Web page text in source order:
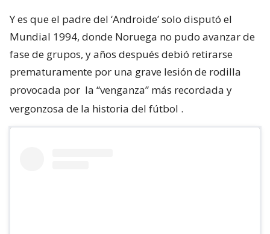
Y es que el padre del ‘Androide’ solo disputó el
Mundial 1994, donde Noruega no pudo avanzar de
fase de grupos, y años después debió retirarse
prematuramente por una grave lesión de rodilla
provocada por la “venganza” más recordada y
vergonzosa de la historia del fútbol .